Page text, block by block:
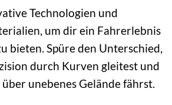
Technologien und
um dir ein Fahrerlebnis
bieten. Spüre den Unterschied,
durch Kurven gleitest und
unebenes Gelände fährst.